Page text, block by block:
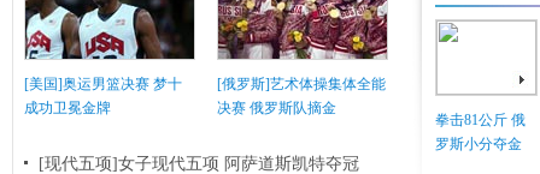
[美国]奥运男篮决赛 梦十
成功卫冕金牌
[俄罗斯]艺术体操集体全能
决赛 俄罗斯队摘金
[现代五项]女子现代五项 阿萨道斯凯特夺冠
拳击81公斤 俄
罗斯小分夺金